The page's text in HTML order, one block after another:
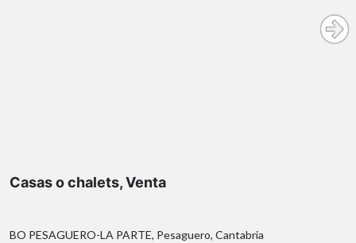
Casas o chalets, Venta
BO PESAGUERO-LA PARTE, Pesaguero, Cantabria